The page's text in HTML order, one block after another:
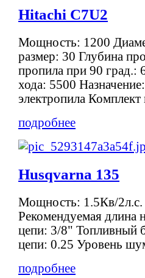
Hitachi C7U2
Мощность: 1200
размер: 30 Глубина
пропила при 90 град.:
хода: 5500
электропила
подробнее
Husqvarna 135
Мощность: 1.5Кв/2л.с.
Рекомендуемая
цепи: 3/8" Топливный
цепи: 0.25 Уровень
подробнее